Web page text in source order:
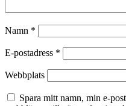
Namn *
E-postadress *
Webbplats
Spara mitt namn, min e-